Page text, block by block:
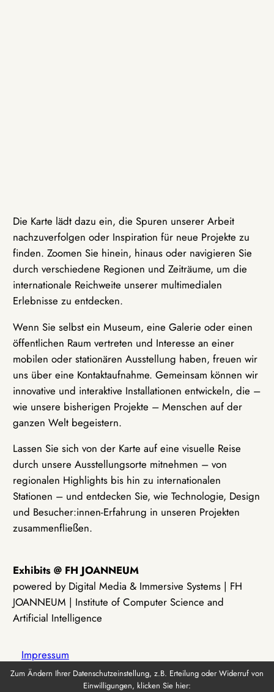
Die Karte lädt dazu ein, die Spuren unserer Arbeit
nachzuverfolgen oder Inspiration für neue Projekte zu
finden. Zoomen Sie hinein, hinaus oder navigieren Sie
durch verschiedene Regionen und Zeiträume, um die
internationale Reichweite unserer multimedialen
Erlebnisse zu entdecken.
Wenn Sie selbst ein Museum, eine Galerie oder einen
öffentlichen Raum vertreten und Interesse an einer
mobilen oder stationären Ausstellung haben, freuen wir
uns über eine Kontaktaufnahme. Gemeinsam können wir
innovative und interaktive Installationen entwickeln, die –
wie unsere bisherigen Projekte – Menschen auf der
ganzen Welt begeistern.
Lassen Sie sich von der Karte auf eine visuelle Reise
durch unsere Ausstellungsorte mitnehmen – von
regionalen Highlights bis hin zu internationalen
Stationen – und entdecken Sie, wie Technologie, Design
und Besucher:innen-Erfahrung in unseren Projekten
zusammenfließen.
Exhibits @ FH JOANNEUM
powered by Digital Media & Immersive Systems | FH
JOANNEUM | Institute of Computer Science and
Artificial Intelligence
Impressum
Zum Ändern Ihrer Datenschutzeinstellung, z.B. Erteilung oder Widerruf von
Einwilligungen, klicken Sie hier: